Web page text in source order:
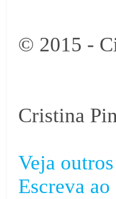
© 2015 -
Cristina
Veja
Escreva